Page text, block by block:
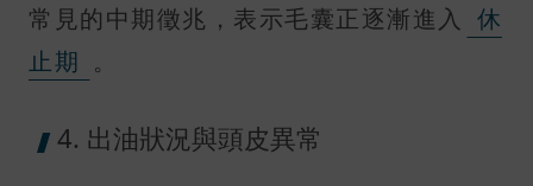
常見的中期徵兆，表示毛囊正逐漸進入 休
止期 。
4. 出油狀況與頭皮異常